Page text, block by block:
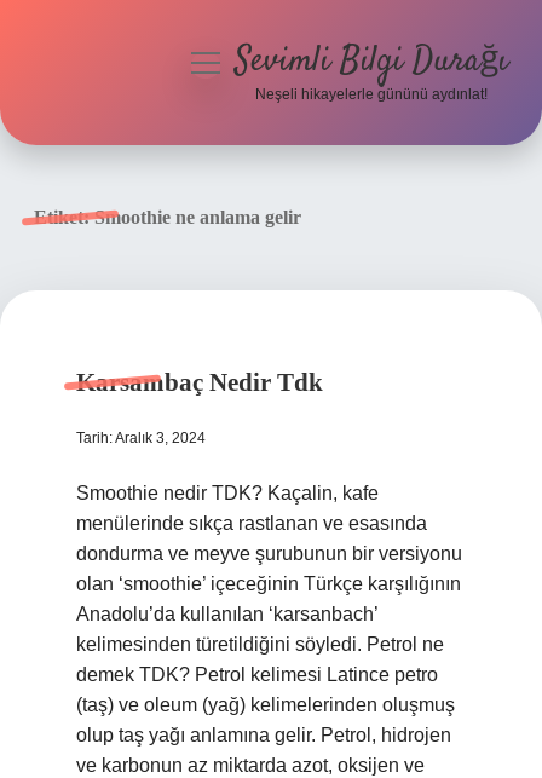
menüyüSevimli Bilgi Durağı
Neşeli hikayelerle gününü aydınlat!
Etiket:Smoothie ne anlama gelir
Karsambaç Nedir Tdk
Tarih: Aralık 3, 2024
Smoothie nedir TDK? Kaçalin, kafe
menülerinde sıkça rastlanan ve esasında
dondurma ve meyve şurubunun bir versiyonu
olan ‘smoothie’ içeceğinin Türkçe karşılığının
Anadolu’da kullanılan ‘karsanbach’
kelimesinden türetildiğini söyledi. Petrol ne
demek TDK? Petrol kelimesi Latince petro
(taş) ve oleum (yağ) kelimelerinden oluşmuş
olup taş yağı anlamına gelir. Petrol, hidrojen
ve karbonun az miktarda azot, oksijen ve